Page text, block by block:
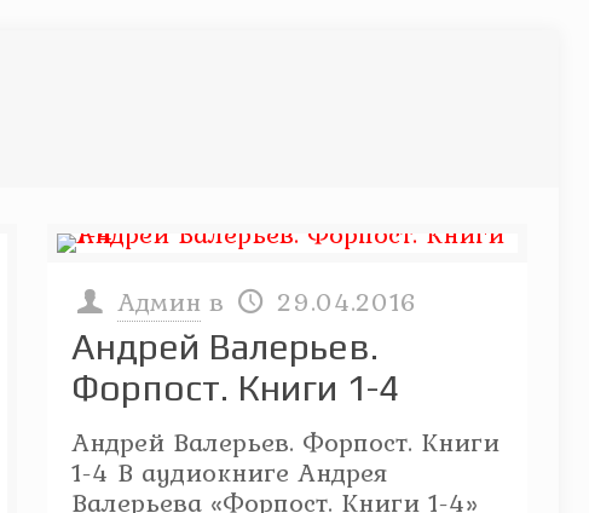
Админ в 29.04.2016
Андрей Валерьев.
Форпост. Книги 1-4
Андрей Валерьев. Форпост. Книги
1-4 В аудиокниге Андрея
Валерьева «Форпост. Книги 1-4»